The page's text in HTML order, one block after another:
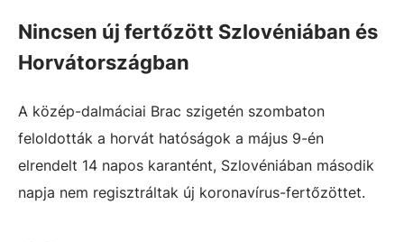
Nincsen új fertőzött Szlovéniában és
Horvátországban
A közép-dalmáciai Brac szigetén szombaton
feloldották a horvát hatóságok a május 9-én
elrendelt 14 napos karantént, Szlovéniában második
napja nem regisztráltak új koronavírus-fertőzöttet.